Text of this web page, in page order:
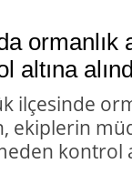
ormanlık
altına
ilçesinde
ekiplerin
kontrol